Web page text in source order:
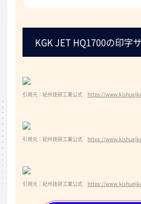
KGK JET HQ1700の印字
引用元：紀州技研工業公式 https://
引用元：紀州技研工業公式 https://
引用元：紀州技研工業公式 https://